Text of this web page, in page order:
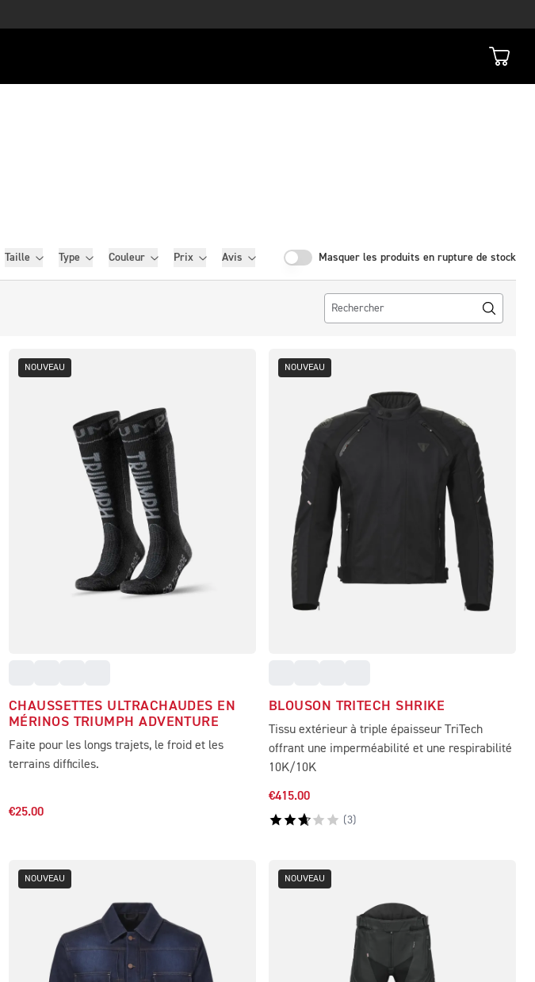
Taille Type Couleur Prix Avis Masquer les produits en rupture de stock
NOUVEAU
CHAUSSETTES ULTRACHAUDES EN
MÉRINOS TRIUMPH ADVENTURE
Faite pour les longs trajets, le froid et les
terrains difficiles.
€25.00
NOUVEAU
BLOUSON TRITECH SHRIKE
Tissu extérieur à triple épaisseur TriTech
offrant une imperméabilité et une respirabilité
10K/10K
€415.00
(3)
NOUVEAU NOUVEAU